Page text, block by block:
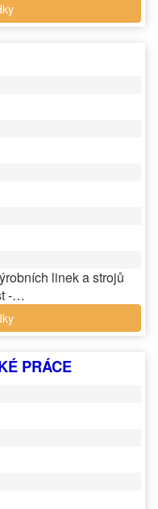
linek a strojů
-…
PRÁCE